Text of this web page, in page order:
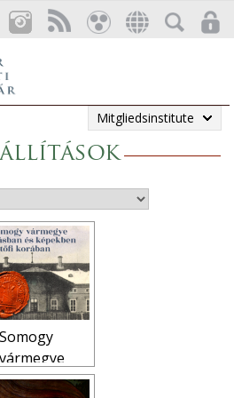
Mitgliedsinstitute
Somogy
vármegye
és